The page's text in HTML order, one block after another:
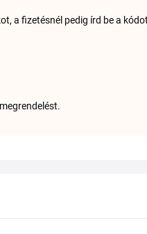
a fizetésnél pedig írd be a